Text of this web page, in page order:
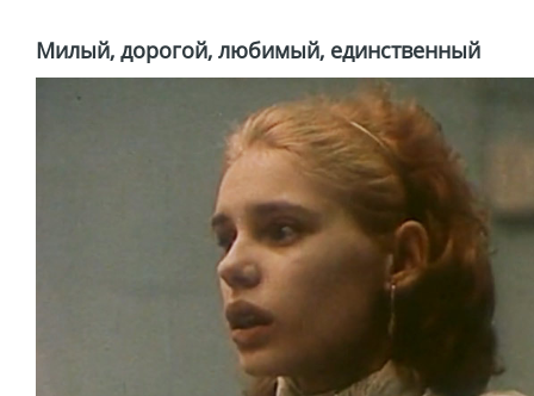
Милый, дорогой, любимый, единственный